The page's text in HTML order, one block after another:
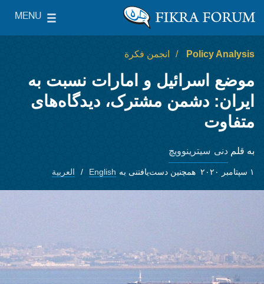
The Washington Institute for Near East Policy
MENU
Main Menu
Policy Analysis انجمن فکرة
موضع اسرائیل و امارات نسبت به
ایران: دشمن مشترک، دیدگاه‌های
متفاوت
به قلم دنی سیترینوویچ
۱ سپتامبر ۲۰۲۰ همچنین دست‌یافتنی به English العربية